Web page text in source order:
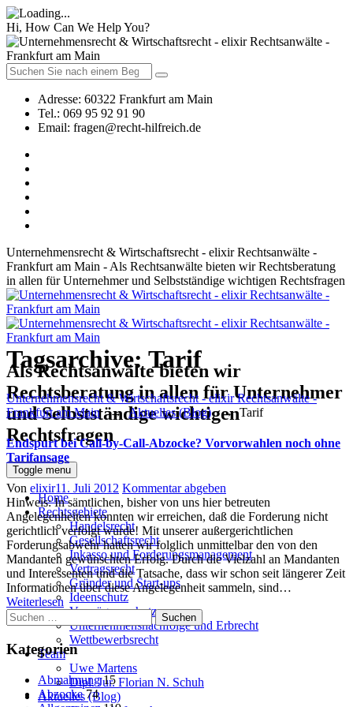
Hi, How Can We Help You?
Adresse: 60322 Frankfurt am Main
Tel.: 069 95 92 91 90
Email: fragen@recht-hilfreich.de
Unternehmensrecht & Wirtschaftsrecht - elixir Rechtsanwälte -
Frankfurt am Main - Als Rechtsanwälte bieten wir Rechtsberatung
in allen für Unternehmer und Selbstständige wichtigen Rechtsfragen
Als Rechtsanwälte bieten wir
Rechtsberatung in allen für Unternehmer
und Selbstständige wichtigen
Rechtsfragen
Toggle menu
Home
Rechtsgebiete
Handelsrecht
Gesellschaftsrecht
Inkasso und Forderungsmanagement
Vertragsrecht
Gründer und Start-ups
Ideenschutz
Vermögensschutz
Unternehmensnachfolge und Erbrecht
Wettbewerbsrecht
Team
Uwe Martens
Dipl. Jur. Florian N. Schuh
Aktuelles (Blog)
Tagsarchive:Tarif
Unternehmensrecht & Wirtschaftsrecht - elixir Rechtsanwälte -
Frankfurt am Main →Aktuelles (Blog)→Tarif
Endspurt bei Call-by-Call-Abzocke? Vorvorwahlen noch ohne
Tarifansage
Author
Von elixirPosted
on
11. Juli 2012 Kommentar abgeben
Hinweis: In sämtlichen, bisher von uns hier betreuten
Angelegenheiten konnten wir erreichen, daß die Forderung nicht
gerichtlich verfolgt wurde! Mit unserer außergerichtlichen
Forderungsabwehr hatten wir folglich unmittelbar den von den
Mandanten gewünschten Erfolg. Durch die Vielzahl an Mandanten
und Interessenten und die Tatsache, dass wir schon seit längerer Zeit
Informationen über diese Angelegenheit sammeln, sind…
Weiterlesen
Suchen
nach:
Kategorien
Abmahnung 15
Abzocke 74